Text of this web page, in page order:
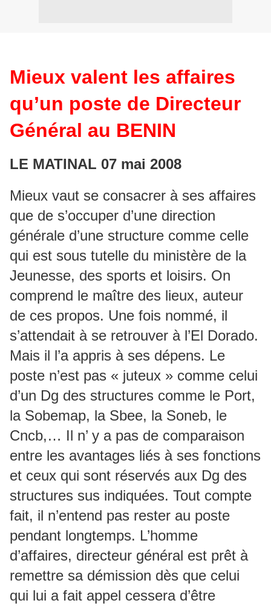
Mieux valent les affaires
qu’un poste de Directeur
Général au BENIN
LE MATINAL 07 mai 2008
Mieux vaut se consacrer à ses affaires
que de s’occuper d’une direction
générale d’une structure comme celle
qui est sous tutelle du ministère de la
Jeunesse, des sports et loisirs. On
comprend le maître des lieux, auteur
de ces propos. Une fois nommé, il
s’attendait à se retrouver à l’El Dorado.
Mais il l’a appris à ses dépens. Le
poste n’est pas « juteux » comme celui
d’un Dg des structures comme le Port,
la Sobemap, la Sbee, la Soneb, le
Cncb,… Il n’ y a pas de comparaison
entre les avantages liés à ses fonctions
et ceux qui sont réservés aux Dg des
structures sus indiquées. Tout compte
fait, il n’entend pas rester au poste
pendant longtemps. L’homme
d’affaires, directeur général est prêt à
remettre sa démission dès que celui
qui lui a fait appel cessera d’être